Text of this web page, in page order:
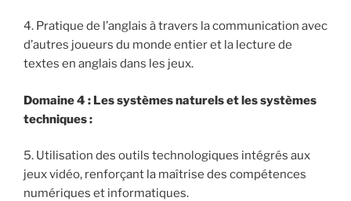
4. Pratique de l’anglais à travers la communication avec
d’autres joueurs du monde entier et la lecture de
textes en anglais dans les jeux.
Domaine 4 : Les systèmes naturels et les systèmes
techniques :
5. Utilisation des outils technologiques intégrés aux
jeux vidéo, renforçant la maîtrise des compétences
numériques et informatiques.